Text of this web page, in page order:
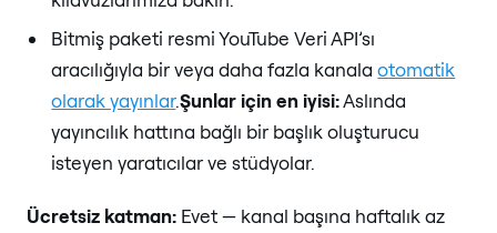
Bitmiş paketi resmi YouTube Veri API’sı
aracılığıyla bir veya daha fazla kanalaotomatik
olarak yayınlar.Şunlar için en iyisi:Aslında
yayıncılık hattına bağlı bir başlık oluşturucu
isteyen yaratıcılar ve stüdyolar.
Ücretsiz katman: Evet — kanal başına haftalık az